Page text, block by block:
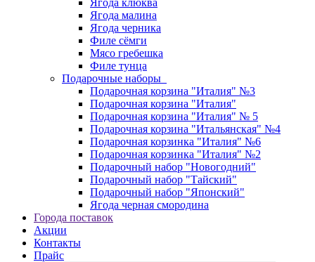
Ягода клюква
Ягода малина
Ягода черника
Филе сёмги
Мясо гребешка
Филе тунца
Подарочные наборы
Подарочная корзина "Италия" №3
Подарочная корзина "Италия"
Подарочная корзина "Италия" № 5
Подарочная корзина "Итальянская" №4
Подарочная корзинка "Италия" №6
Подарочная корзинка "Италия" №2
Подарочный набор "Новогодний"
Подарочный набор "Тайский"
Подарочный набор "Японский"
Ягода черная смородина
Города поставок
Акции
Контакты
Прайс